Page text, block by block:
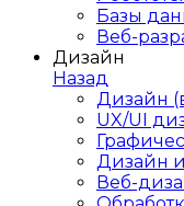
Базы
Веб-
Дизайн
Назад
Дизайн
UX/UI
Дизайн
Веб-